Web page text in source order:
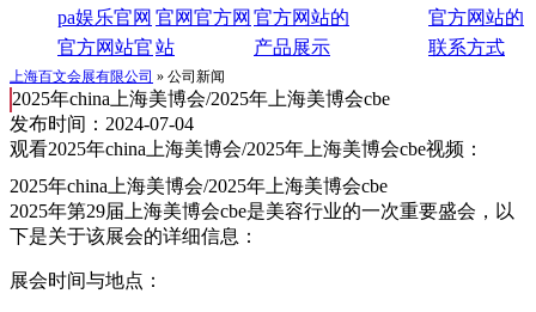
pa娱乐官网
官方网站官
网官方网站
首页
官网官方网
站
官方网站的
产品展示
官方网站的
联系方式
上海百文会展有限公司 » 公司新闻
​2025年china上海美博会/2025年上海美博会cbe
发布时间：2024-07-04
观看​2025年china上海美博会/2025年上海美博会cbe视频：
2025年china上海美博会/2025年上海美博会cbe
2025年第29届上海美博会cbe是美容行业的一次重要盛会，以
下是关于该展会的详细信息：
展会时间与地点：